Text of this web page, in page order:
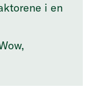
i en